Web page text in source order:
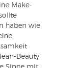
Make-
haben wie
Beauty